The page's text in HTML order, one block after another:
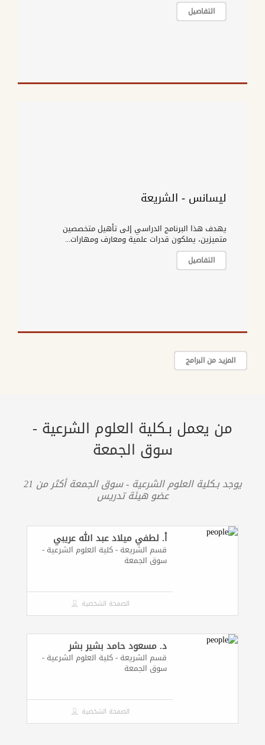
التفاصيل
ليسانس - الشريعة
يهدف هذا البرنامج الدراسي إلى تأهيل متخصصين
متميزين، يملكون قدرات علمية ومعارف ومهارات...
التفاصيل
المزيد من البرامج
من يعمل بـكلية العلوم الشرعية -
سوق الجمعة
يوجد بـكلية العلوم الشرعية - سوق الجمعة أكثر من 21
عضو هيئة تدريس
أ. لطفي ميلاد عبد الله عريبي
قسم الشريعة - كلية العلوم الشرعية -
سوق الجمعة
الصفحة الشخصية
د. مسعود حامد بشير بشر
قسم الشريعة - كلية العلوم الشرعية -
سوق الجمعة
الصفحة الشخصية